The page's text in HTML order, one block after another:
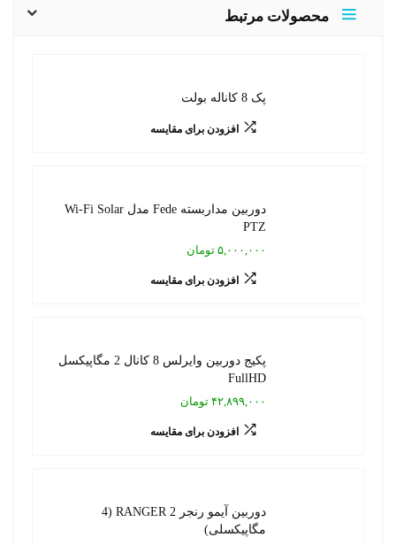
محصولات مرتبط
پک 8 کاناله بولت
افزودن برای مقایسه
دوربین مداربسته Fede مدل Wi-Fi Solar
PTZ
۵,۰۰۰,۰۰۰ تومان
افزودن برای مقایسه
پکیج دوربین وایرلس 8 کانال 2 مگاپیکسل
FullHD
۴۲,۸۹۹,۰۰۰ تومان
افزودن برای مقایسه
دوربین آیمو رنجر RANGER 2 (4
مگاپیکسلی)